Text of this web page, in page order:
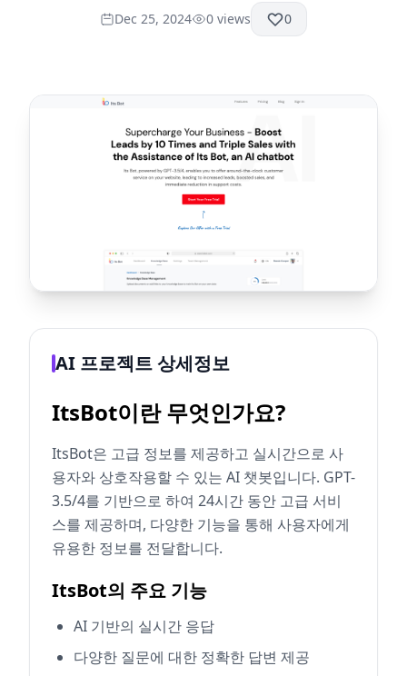
Dec 25, 2024 0 views 0
AI 프로젝트 상세정보
ItsBot이란 무엇인가요?
ItsBot은 고급 정보를 제공하고 실시간으로 사
용자와 상호작용할 수 있는 AI 챗봇입니다. GPT-
3.5/4를 기반으로 하여 24시간 동안 고급 서비
스를 제공하며, 다양한 기능을 통해 사용자에게
유용한 정보를 전달합니다.
ItsBot의 주요 기능
AI 기반의 실시간 응답
다양한 질문에 대한 정확한 답변 제공